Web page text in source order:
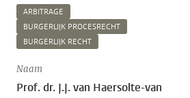
ARBITRAGE
BURGERLIJK PROCESRECHT
BURGERLIJK RECHT
Naam
Prof. dr. J.J. van Haersolte-van